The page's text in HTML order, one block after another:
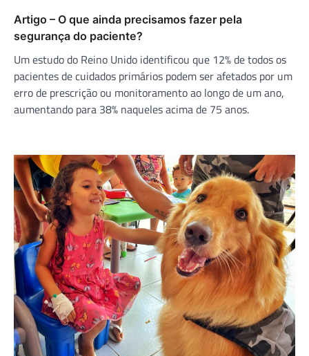
Artigo – O que ainda precisamos fazer pela
segurança do paciente?
Um estudo do Reino Unido identificou que 12% de todos os
pacientes de cuidados primários podem ser afetados por um
erro de prescrição ou monitoramento ao longo de um ano,
aumentando para 38% naqueles acima de 75 anos.